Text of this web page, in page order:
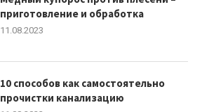
приготовление и обработка
11.08.2023
10 способов как самостоятельно
прочистки канализацию